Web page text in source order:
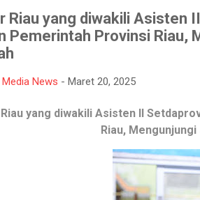
Riau yang diwakili Asisten
Pemerintah Provinsi Riau,
News - Maret 20, 2025
yang diwakili Asisten II
Riau, Mengunjungi